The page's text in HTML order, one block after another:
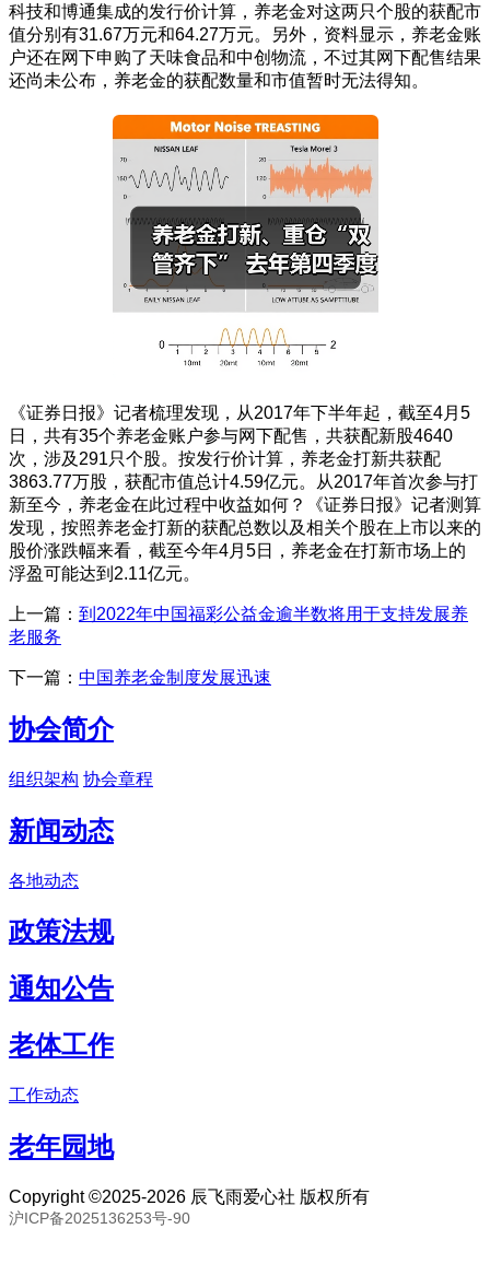
科技和博通集成的发行价计算，养老金对这两只个股的获配市
值分别有31.67万元和64.27万元。另外，资料显示，养老金账
户还在网下申购了天味食品和中创物流，不过其网下配售结果
还尚未公布，养老金的获配数量和市值暂时无法得知。
《证券日报》记者梳理发现，从2017年下半年起，截至4月5
日，共有35个养老金账户参与网下配售，共获配新股4640
次，涉及291只个股。按发行价计算，养老金打新共获配
3863.77万股，获配市值总计4.59亿元。从2017年首次参与打
新至今，养老金在此过程中收益如何？《证券日报》记者测算
发现，按照养老金打新的获配总数以及相关个股在上市以来的
股价涨跌幅来看，截至今年4月5日，养老金在打新市场上的
浮盈可能达到2.11亿元。
上一篇： 到2022年中国福彩公益金逾半数将用于支持发展养
老服务
下一篇： 中国养老金制度发展迅速
协会简介
组织架构 协会章程
新闻动态
各地动态
政策法规
通知公告
老体工作
工作动态
老年园地
Copyright ©2025-2026 辰飞雨爱心社 版权所有
沪ICP备2025136253号-90